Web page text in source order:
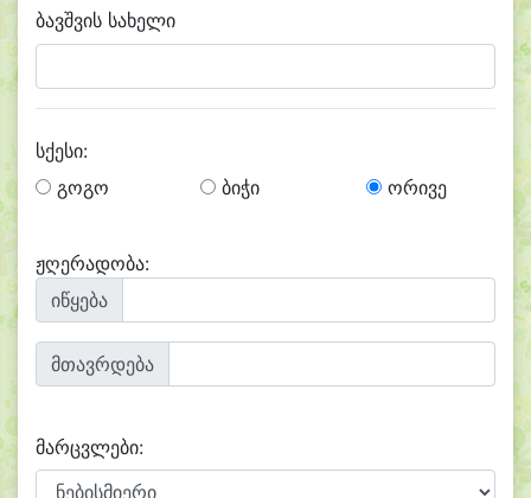
ბავშვის სახელი
სქესი:
გოგო
ბიჭი ორივე
ჟღერადობა:
იწყება
მთავრდება
მარცვლები: